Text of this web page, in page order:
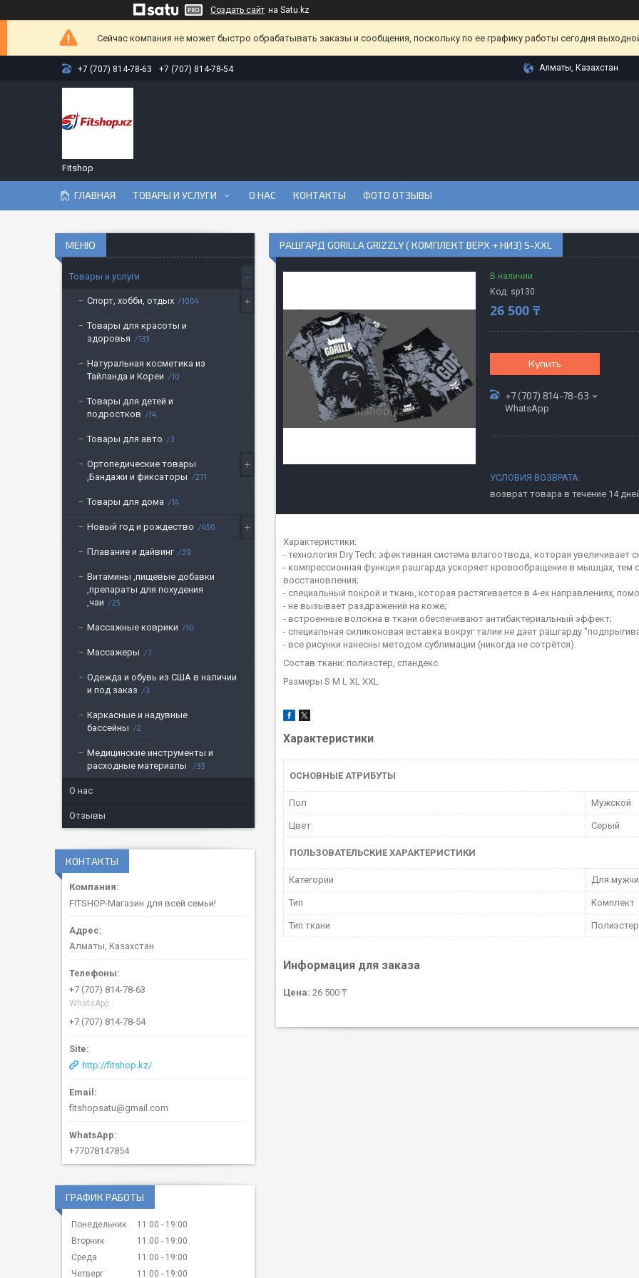
Создать сайт на Satu.kz
Сейчас компания не может быстро обрабатывать заказы и сообщения, поскольку по ее графику работы сегодня
+7 (707) 814-78-63 +7 (707) 814-78-54 Алматы, Казахстан
Fitshop
ГЛАВНАЯ ТОВАРЫ И УСЛУГИ О НАС КОНТАКТЫ ФОТО ОТЗЫВЫ
РАШГАРД GORILLA GRIZZLY ( КОМПЛЕКТ ВЕРХ + НИЗ) S-XXL
В наличии
Код: sp130
26 500 ₸
Купить
+7 (707) 814-78-63
WhatsApp
возврат товара в течение 14
Характеристики:
- технология Dry Tech: эфективная система влагоотвода, которая увеличивает
- компрессионная функция рашгарда ускоряет кровообращение в мышцах, тем
восстановления;
- специальный покрой и ткань, которая растягивается в 4-ех направлениях,
- не вызывает раздражений на коже;
- встроенные волокна в ткани обеспечивают антибактериальный эффект;
- специальная силиконовая вставка вокруг талии не дает рашгарду
- все рисунки нанесны методом сублимации (никогда не сотрётся).
Состав ткани: полиэстер, спандекс.
Размеры S M L XL XXL
Характеристики
ОСНОВНЫЕ АТРИБУТЫ
Пол Мужской
Цвет Серый
ПОЛЬЗОВАТЕЛЬСКИЕ ХАРАКТЕРИСТИКИ
Категории Для
Тип Комплект
Тип ткани Полиэстер
Информация для заказа
Цена: 26 500 ₸
Товары и услуги
Спорт, хобби, отдых 1004
Товары для красоты и
здоровья
133
Натуральная косметика из
Тайланда и Кореи
10
Товары для детей и
подростков
14
Товары для авто 3
Ортопедические товары
,Бандажи и фиксаторы
271
Товары для дома 14
Новый год и рождество 456
Плавание и дайвинг 39
Витамины ,пищевые добавки
,препараты для похудения
,чаи
25
Массажные коврики 10
Массажеры 7
Одежда и обувь из США в наличии
и под заказ
3
Каркасные и надувные
бассейны
2
Медицинские инструменты и
расходные материалы
35
О нас
Отзывы
КОНТАКТЫ
FITSHOP-Магазин для всей семьи!
Алматы, Казахстан
+7 (707) 814-78-63
WhatsApp
+7 (707) 814-78-54
http://fitshop.kz/
fitshopsatu@gmail.com
+77078147854
ГРАФИК РАБОТЫ
Понедельник 11:00
19:00
Вторник
11:00
19:00
Среда
11:00
19:00
Четверг
11:00 19:00